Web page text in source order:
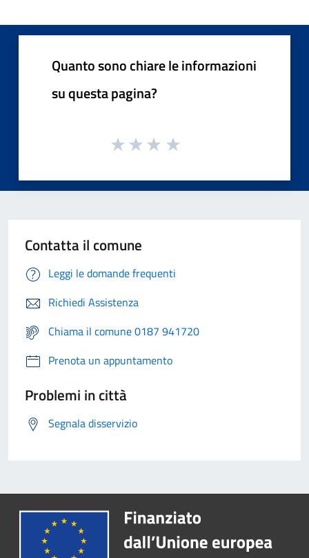
Quanto sono chiare le informazioni
su questa pagina?
Contatta il comune
Leggi le domande frequenti
Richiedi Assistenza
Chiama il comune 0187 941720
Prenota un appuntamento
Problemi in città
Segnala disservizio